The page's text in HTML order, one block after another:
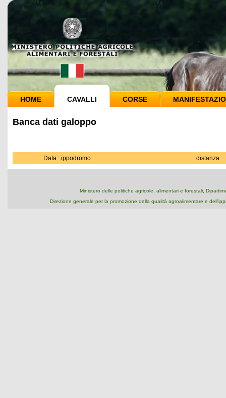
HOME CAVALLI CORSE
Banca dati galoppo
Data ippodromo distanza
Ministero delle politiche agricole, alimentari e forestali,
Direzione generale per la promozione della qualità agroalimentare e